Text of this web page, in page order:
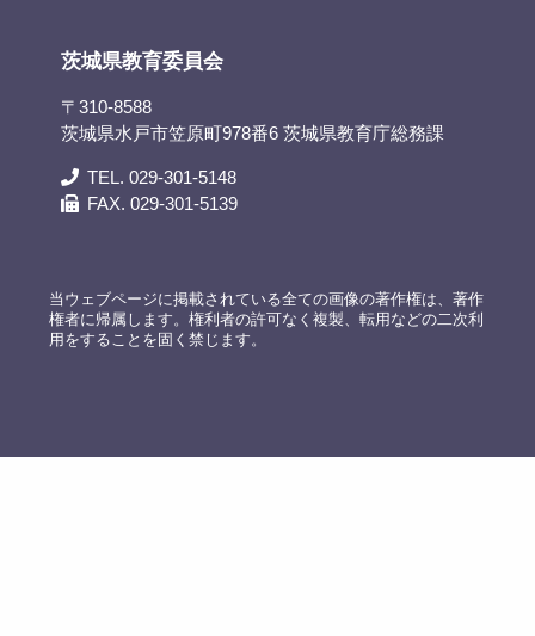
茨城県教育委員会
〒310-8588
茨城県水戸市笠原町978番6 茨城県教育庁総務課
TEL. 029-301-5148
FAX. 029-301-5139
当ウェブページに掲載されている全ての画像の著作権は、著作
権者に帰属します。権利者の許可なく複製、転用などの二次利
用をすることを固く禁じます。